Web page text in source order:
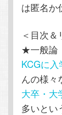
は匿名か
＜目次＆
★一般論
KCGに入
んの様々
大卒・大
多いとい